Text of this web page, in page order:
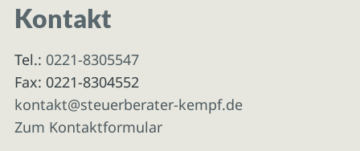
Kontakt
Tel.: 0221-8305547
Fax: 0221-8304552
kontakt@steuerberater-kempf.de
Zum Kontaktformular